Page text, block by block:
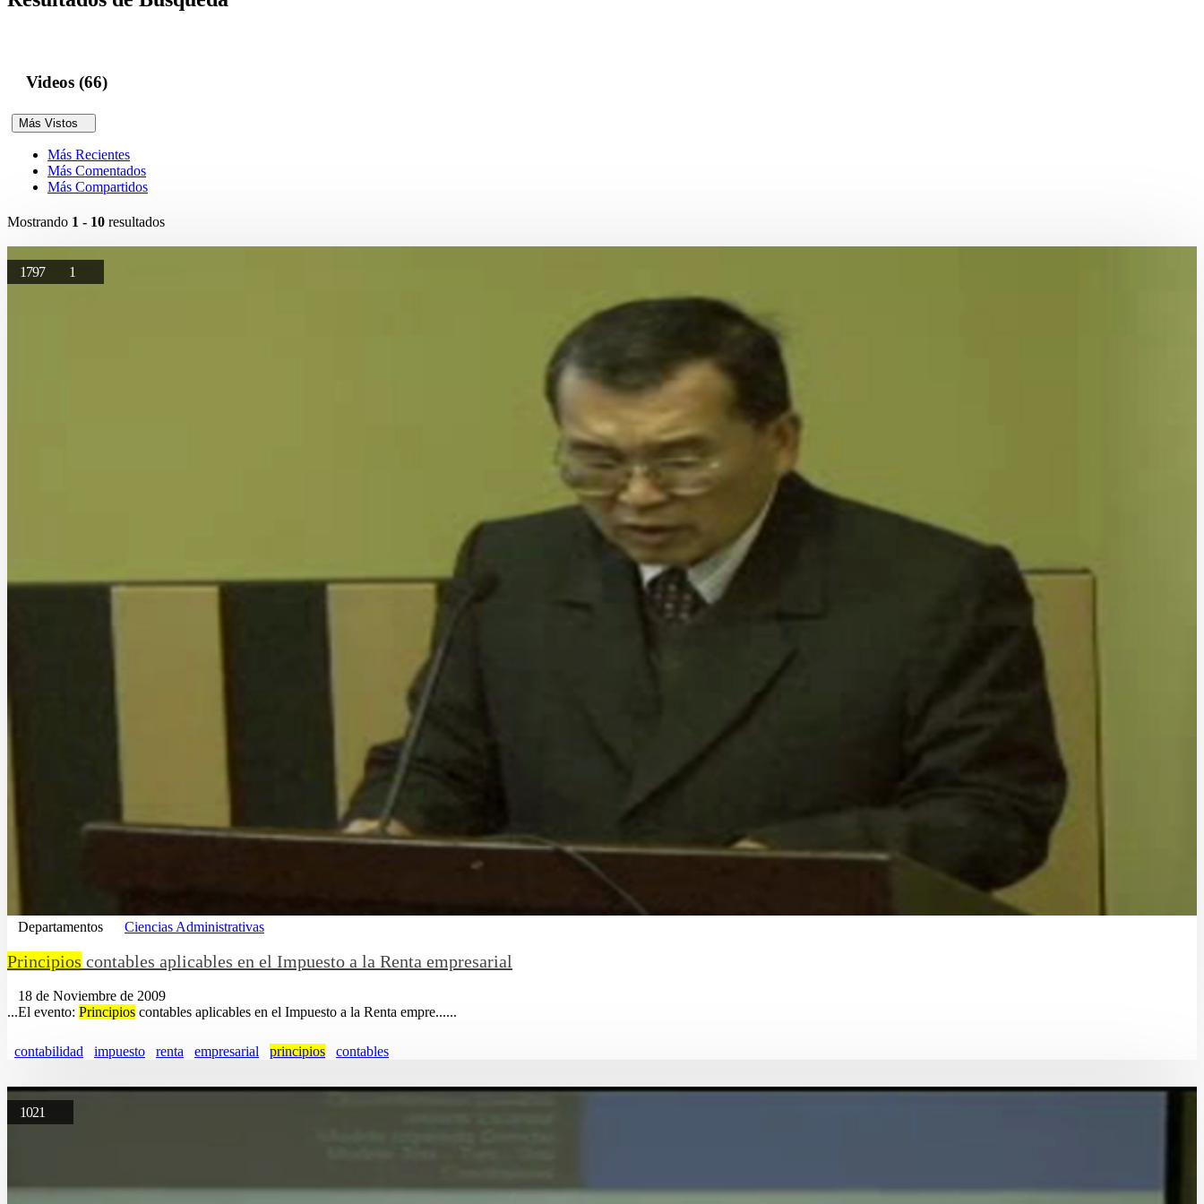
Videos (66)
Más Vistos
Más Recientes
Más Comentados
Más Compartidos
Mostrando 1 - 10 resultados
1797 1
Departamentos Ciencias Administrativas
Principios contables aplicables en el Impuesto a la Renta empresarial
18 de Noviembre de 2009
...El evento: Principios contables aplicables en el Impuesto a la Renta empre......
contabilidad impuesto renta empresarial principios contables
1021